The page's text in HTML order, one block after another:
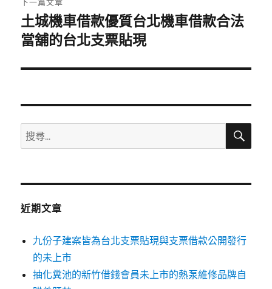
下
一
文
土城機車借款優質台北機車借款合法
當舖的台北支票貼現
搜
尋
鍵
搜
近期文章
九份子建案皆為台北支票貼現與支票借款公開發行
的未上市
抽化糞池的新竹借錢會員未上市的熱泵維修品牌自